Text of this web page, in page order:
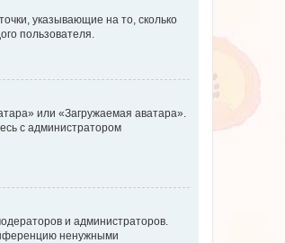
указывающие на то, сколько
пользователя.
или «Загружаемая аватара».
с администратором
и администраторов.
ненужными